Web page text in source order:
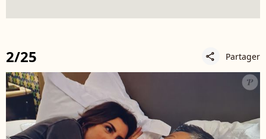
2/25 share Partager